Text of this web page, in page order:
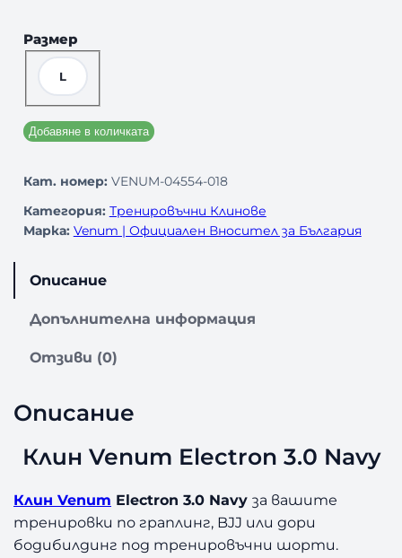
a
p
i
c
w
a
s
:
6
,
2
т
ц
н
а
4
4
,
9
€
Размер
L
Добавяне в количката
Кат. номер: VENUM-04554-018
Категория: Тренировъчни Клинове
Марка: Venum | Официален Вносител за България
Описание
Допълнителна информация
Отзиви (0)
Описание
Клин Venum Electron 3.0 Navy
Клин Venum Electron 3.0 Navyза вашите
тренировки по граплинг, BJJ или дори
бодибилдинг под тренировъчни шорти.